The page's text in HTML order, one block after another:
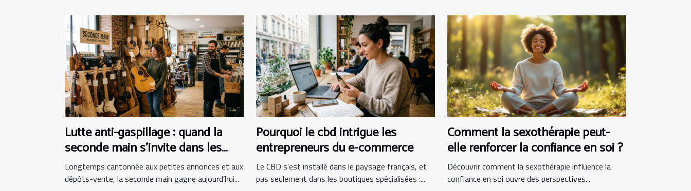
Lutte anti-gaspillage : quand la
seconde main s’invite dans les
boutiques d’instruments
Longtemps cantonnée aux petites annonces et aux
dépôts-vente, la seconde main gagne aujourd’hui...
Pourquoi le cbd intrigue les
entrepreneurs du e-commerce
Le CBD s’est installé dans le paysage français, et
pas seulement dans les boutiques spécialisées :...
Comment la sexothérapie peut-
elle renforcer la confiance en soi ?
Découvrir comment la sexothérapie influence la
confiance en soi ouvre des perspectives...